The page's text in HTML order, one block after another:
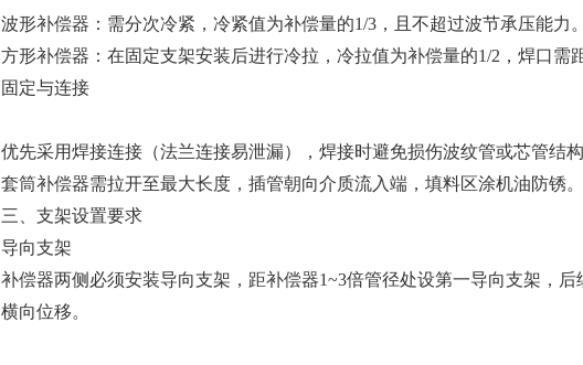
‌波形补偿器‌：需分次冷紧，冷紧值为补偿量的1/3，且不超过波节承压能力‌。
方形补偿器‌：在固定支架安装后进行冷拉，冷拉值为补偿量的1/2，焊口需
‌固定与连接‌
优先采用焊接连接（法兰连接易泄漏），焊接时避免损伤波纹管或芯管结构‌
套筒补偿器需拉开至最大长度，插管朝向介质流入端，填料区涂机油防锈‌。
‌三、支架设置要求‌
‌导向支架‌
补偿器两侧必须安装导向支架，距补偿器1~3倍管径处设第一导向支架，后
横向位移‌。